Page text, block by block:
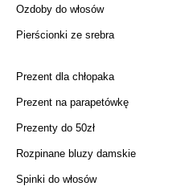
Ozdoby do włosów
Pierścionki ze srebra
Prezent dla chłopaka
Prezent na parapetówkę
Prezenty do 50zł
Rozpinane bluzy damskie
Spinki do włosów